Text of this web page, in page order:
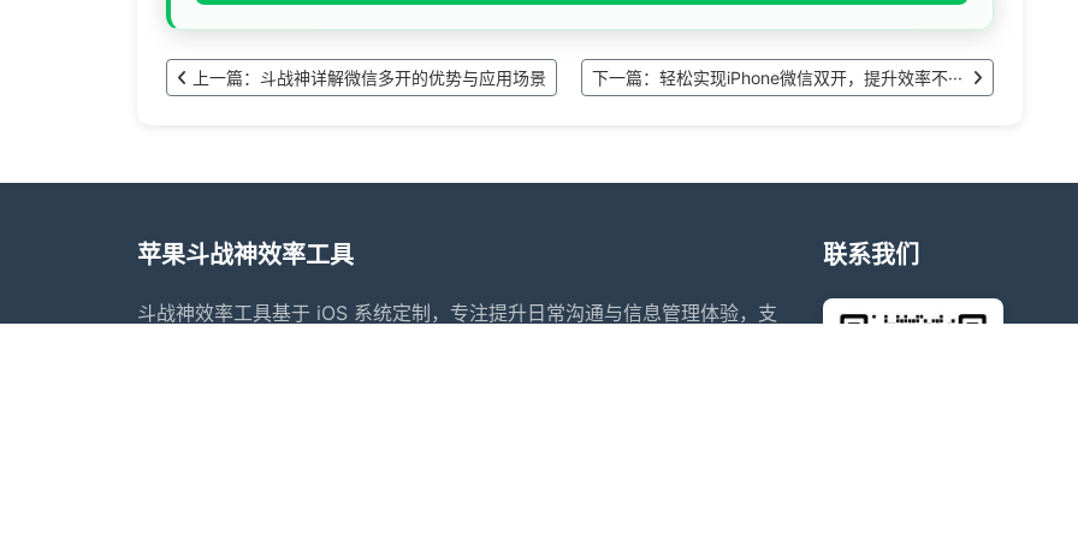
上一篇：斗战神详解微信多开的优势与应用场景 下一篇：轻松实现iPhone微信双开，提升效率不···
苹果斗战神效率工具
斗战神效率工具基于 iOS 系统定制，专注提升日常沟通与信息管理体验，支
联系我们